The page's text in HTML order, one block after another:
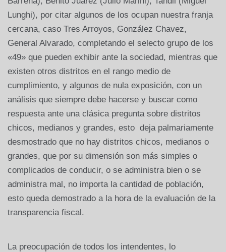
Lunghi), por citar algunos de los ocupan nuestra franja
cercana, caso Tres Arroyos, González Chavez,
General Alvarado, completando el selecto grupo de los
«49» que pueden exhibir ante la sociedad, mientras que
existen otros distritos en el rango medio de
cumplimiento, y algunos de nula exposición, con un
análisis que siempre debe hacerse y buscar como
respuesta ante una clásica pregunta sobre distritos
chicos, medianos y grandes, esto deja palmariamente
desmostrado que no hay distritos chicos, medianos o
grandes, que por su dimensión son más simples o
complicados de conducir, o se administra bien o se
administra mal, no importa la cantidad de población,
esto queda demostrado a la hora de la evaluación de la
transparencia fiscal.
La preocupación de todos los intendentes, lo